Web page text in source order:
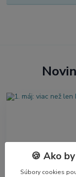
🍪 Ako
Súbory cookies